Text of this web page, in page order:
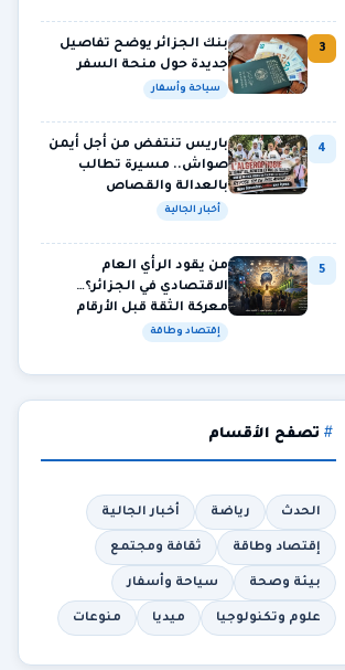
3
بنك الجزائر يوضح تفاصيل
جديدة حول منحة السفر
سياحة وأسفار
4
باريس تنتفض من أجل أيمن
صواش.. مسيرة تطالب
بالعدالة والقصاص
أخبار الجالية
5
من يقود الرأي العام
الاقتصادي في الجزائر؟…
معركة الثقة قبل الأرقام
إقتصاد وطاقة
تصفح الأقسام
الحدث رياضة أخبار الجالية
إقتصاد وطاقة ثقافة ومجتمع
بيئة وصحة سياحة وأسفار
علوم وتكنولوجيا ميديا منوعات